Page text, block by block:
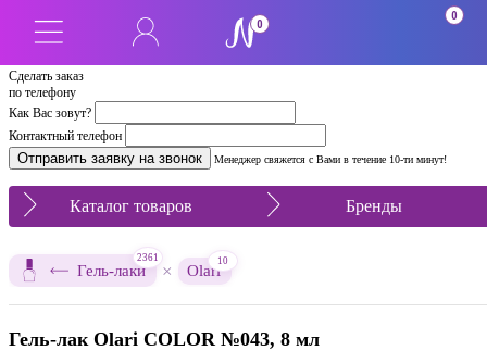
Сделать заказ
по телефону
Как Вас зовут?
Контактный телефон
Менеджер свяжется с Вами в течение 10-ти минут!
0
0
Каталог товаров Бренды
Гель-лаки
2361
× Olari
10
Гель-лак Olari COLOR №043, 8 мл